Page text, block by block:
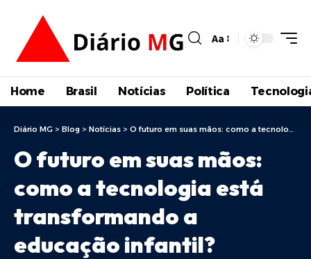
Aa
Home Brasil Notícias Política
Diário MG > Blog > Notícias > O futuro em suas mãos: como a tecnologia está transformando a educação infantil?
O futuro em suas mãos:
como a tecnologia está
transformando a
educação infantil?